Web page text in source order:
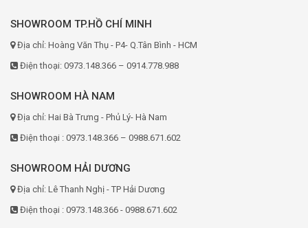
SHOWROOM TP.HỒ CHÍ MINH
Địa chỉ: Hoàng Văn Thụ - P4- Q.Tân Bình - HCM
Điện thoại: 0973.148.366 – 0914.778.988
SHOWROOM HÀ NAM
Địa chỉ: Hai Bà Trưng - Phủ Lý- Hà Nam
Điện thoại : 0973.148.366 – 0988.671.602
SHOWROOM HẢI DƯƠNG
Địa chỉ: Lê Thanh Nghị - TP Hải Dương
Điện thoại : 0973.148.366 - 0988.671.602